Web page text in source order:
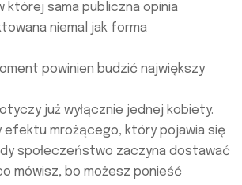
której sama publiczna opinia
niemal jak forma
powinien budzić największy
już wyłącznie jednej kobiety.
efektu mrożącego, który pojawia się
społeczeństwo zaczyna dostawać
mówisz, bo możesz ponieść